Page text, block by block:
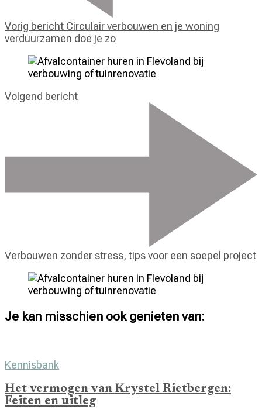
Vorig bericht Circulair verbouwen en je woning
verduurzamen doe je zo
Volgend bericht
Verbouwen zonder stress, tips voor een soepel project
Je kan misschien ook genieten van:
Kennisbank
Het vermogen van Krystel Rietbergen:
Feiten en uitleg